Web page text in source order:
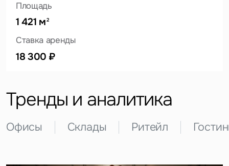
Площадь
1 421 м2
Ставка аренды
18 300 ₽
Тренды и аналитика
Офисы Склады Ритейл
Вопрос
Предложение
Уведомления
Это обязательное поле
Это обязательное поле